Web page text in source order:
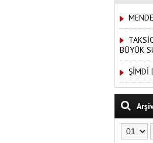
BÜYÜK
ŞİMDİ